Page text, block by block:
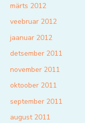
märts 2012
veebruar 2012
jaanuar 2012
detsember 2011
november 2011
oktoober 2011
september 2011
august 2011